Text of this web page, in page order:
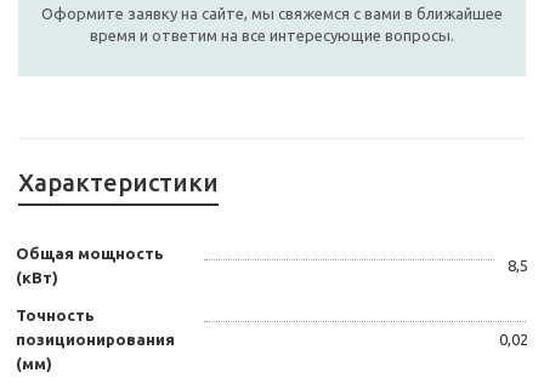
Оформите заявку на сайте, мы свяжемся с вами в ближайшее
время и ответим на все интересующие вопросы.
Характеристики
Общая мощность
(кВт)
8,5
Точность
позиционирования
(мм)
0,02